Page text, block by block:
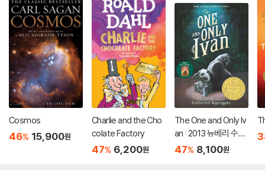
Cosmos
46% 15,900원
Charlie and the Cho
colate Factory
47% 6,200원
The One and Only Iv
an : 2013 뉴베리 수상
작
47% 8,100원